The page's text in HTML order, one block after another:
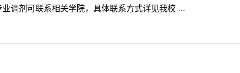
调剂可联系相关学院，具体联系方式详见我校 ...